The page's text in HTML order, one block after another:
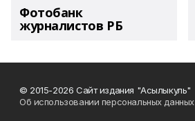
Фотобанк
журналистов РБ
© 2015-2026 Сайт издания "Асылыкуль"
Об использовании персональных данных